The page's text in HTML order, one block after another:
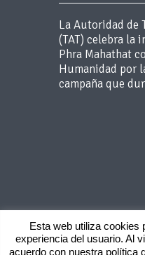
La Autoridad de
(TAT) celebra la
Phra Mahathat
Humanidad por
campaña que
Copyright 2015
Esta web utiliza cookies
experiencia del usuario. Al
acuerdo con nuestra política